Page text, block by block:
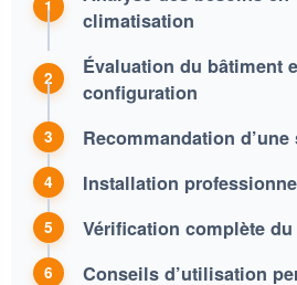
climatisation
Évaluation du bâtiment
configuration
Recommandation
Installation
Vérification complète
Conseils d’utilisation